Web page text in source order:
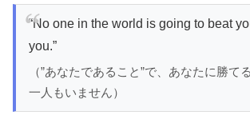
“No one in the world is going to beat
you.”
（”あなたであること”で、あなたに勝て
一人もいません）